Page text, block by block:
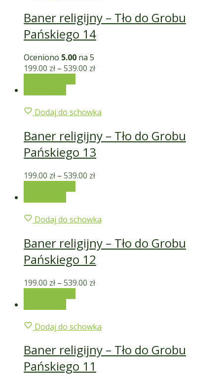
Baner religijny – Tło do Grobu
Pańskiego 14
Oceniono 5.00 na 5
199.00 zł – 539.00 zł
Dodaj do schowka
Baner religijny – Tło do Grobu
Pańskiego 13
199.00 zł – 539.00 zł
Dodaj do schowka
Baner religijny – Tło do Grobu
Pańskiego 12
199.00 zł – 539.00 zł
Dodaj do schowka
Baner religijny – Tło do Grobu
Pańskiego 11